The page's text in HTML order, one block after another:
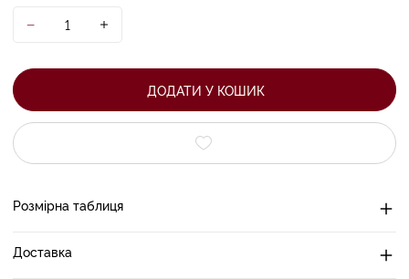
ДОДАТИ У КОШИК
Розмірна таблиця
Доставка